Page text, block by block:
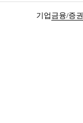
기업금융/증권